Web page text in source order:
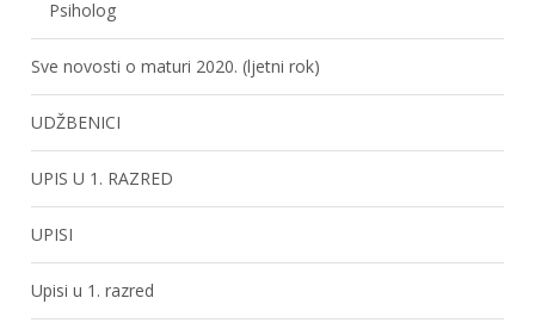
Psiholog
Sve novosti o maturi 2020. (ljetni rok)
UDŽBENICI
UPIS U 1. RAZRED
UPISI
Upisi u 1. razred